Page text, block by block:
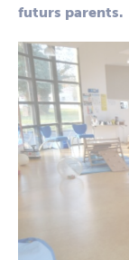
futurs parents.